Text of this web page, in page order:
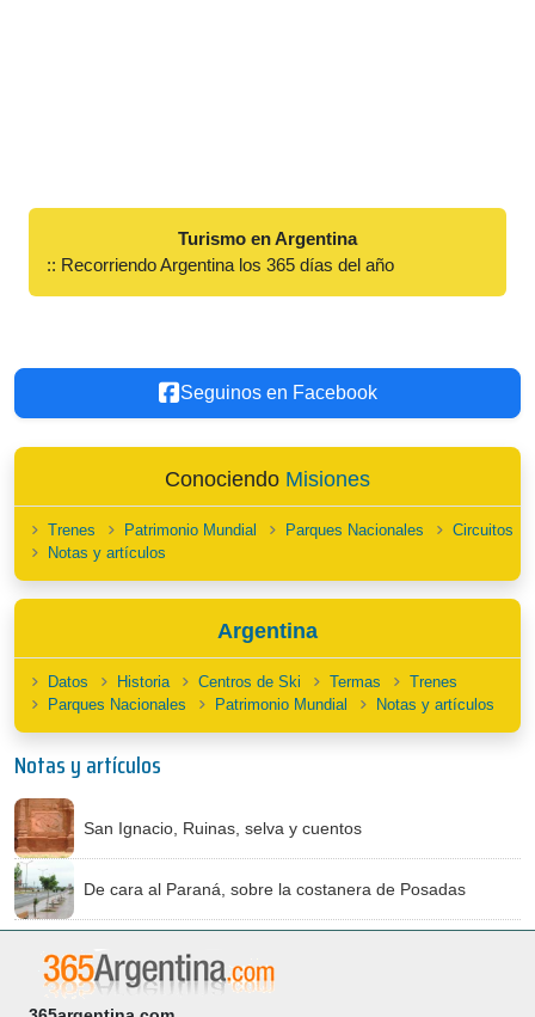
Turismo en Argentina
:: Recorriendo Argentina los 365 días del año
Seguinos en Facebook
Conociendo Misiones
Trenes Patrimonio Mundial Parques Nacionales
Circuitos
Notas y artículos
Argentina
Datos Historia Centros de Ski Termas
Trenes
Parques Nacionales
Patrimonio Mundial Notas y artículos
Notas y artículos
San Ignacio, Ruinas, selva y cuentos
De cara al Paraná, sobre la costanera de Posadas